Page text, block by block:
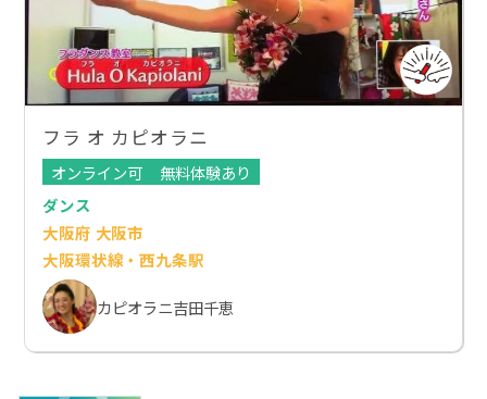
フラ オ カピオラニ
オンライン可
無料体験あり
ダンス
大阪府 大阪市
大阪環状線・西九条駅
カピオラニ吉田千恵